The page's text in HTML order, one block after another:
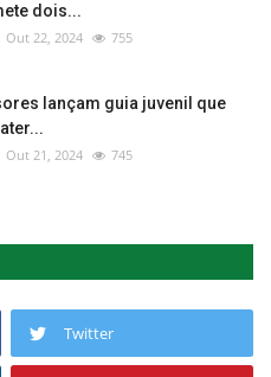
dois...
Out 22, 2024 755
lançam guia juvenil que
Out 21, 2024 745
Twitter